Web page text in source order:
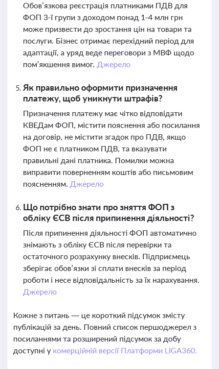
Обов’язкова реєстрація платниками ПДВ для
ФОП 3-ї групи з доходом понад 1-4 млн грн
може призвести до зростання цін на товари та
послуги. Бізнес отримає перехідний період для
адаптації, а уряд веде переговори з МВФ щодо
пом’якшення вимог. Джерело
Як правильно оформити призначення
платежу, щоб уникнути штрафів?
Призначення платежу має чітко відповідати
КВЕДам ФОП, містити пояснення або посилання
на договір, не містити згадок про ПДВ, якщо
ФОП не є платником ПДВ, та вказувати
правильні дані платника. Помилки можна
виправити поверненням коштів або письмовим
поясненням. Джерело
Що потрібно знати про зняття ФОП з
обліку ЄСВ після припинення діяльності?
Після припинення діяльності ФОП автоматично
знімають з обліку ЄСВ після перевірки та
остаточного розрахунку внесків. Підприємець
зберігає обов’язки зі сплати внесків за період
роботи і несе відповідальність за їх нарахування.
Джерело
Кожне з питань — це короткий підсумок змісту
публікацій за день. Повний список першоджерел з
посиланнями та розширений підсумок за добу
доступні у комерційній версії Платформи LIGA360.